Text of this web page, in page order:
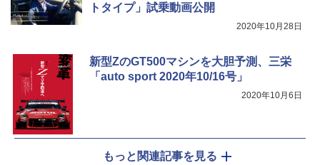
トタイプ」試乗動画公開
2020年10月28日
新型ZのGT500マシンを大胆予測、三栄
「auto sport 2020年10/16号」
2020年10月6日
もっと関連記事を見る